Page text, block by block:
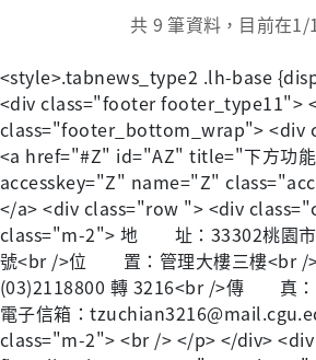
共 9 筆資料，目前在1/
<style>.tabnews_type2 .lh-base
<div class="footer footer_type11">
class="footer_bottom_wrap"> <div
<a href="#Z" id="AZ" title="下方功
accesskey="Z" name="Z"
</a> <div class="row "> <div
class="m-2"> 地 址：33302桃園市
號<br />位 置：管理大樓三樓<br />
(03)2118800 轉 3216<br />傳 真：
電子信箱：
class="m-2"> <br /> </p> </div>